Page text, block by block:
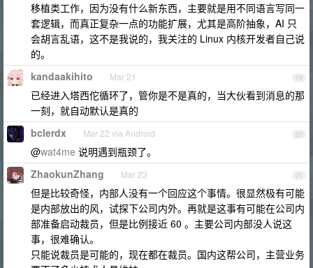
移植类工作，因为没有什么新东西，主要就是用不同语言写同一
套逻辑，而真正复杂一点的功能扩展，尤其是高阶抽象，AI 只
会胡言乱语，这不是我说的，我关注的 Linux 内核开发者自己说
的。
19
kandaakihito Mar 21
已经进入塔西佗循环了，管你是不是真的，当大伙看到消息的那
一刻，就自动默认是真的
20
bclerdx Mar 22 via Android
@wat4me 说明遇到瓶颈了。
21
ZhaokunZhang Mar 23
但是比较奇怪，内部人没有一个回应这个事情。很显然极有可能
是内部放出的风，试探下公司内外。再就是这事有可能在公司内
部准备启动裁员，但是比例接近 60 。主要公司内部没人说这
事，很难确认。
只能说裁员是可能的，现在都在裁员。国内这帮公司，主营业务